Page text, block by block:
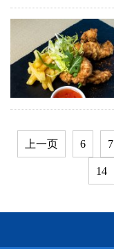
上一页 6 7
14